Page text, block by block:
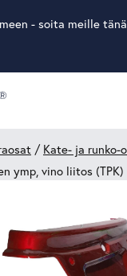
- soita meille
/ Kate- ja runko-
ymp, vino liitos (TPK)